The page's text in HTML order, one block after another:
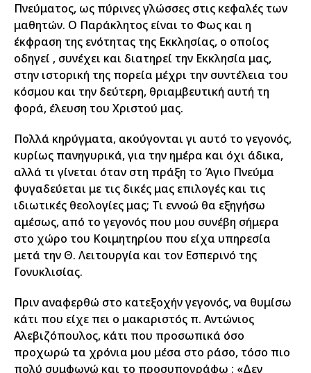
Πνεύματος, ως πύρινες γλώσσες στις κεφαλές των
μαθητών. Ο Παράκλητος είναι το Φως και η
έκφραση της ενότητας της Εκκλησίας, ο οποίος
οδηγεί , συνέχει και διατηρεί την Εκκλησία μας,
στην ιστορική της πορεία μέχρι την συντέλεια του
κόσμου και την δεύτερη, θριαμβευτική αυτή τη
φορά, έλευση του Χριστού μας.
Πολλά κηρύγματα, ακούγονται γι αυτό το γεγονός,
κυρίως πανηγυρικά, για την ημέρα και όχι άδικα,
αλλά τι γίνεται όταν στη πράξη το Άγιο Πνεύμα
φυγαδεύεται με τις δικές μας επιλογές και τις
ιδιωτικές θεολογίες μας; Τι εννοώ θα εξηγήσω
αμέσως, από το γεγονός που μου συνέβη σήμερα
στο χώρο του Κοιμητηρίου που είχα υπηρεσία
μετά την Θ. Λειτουργία και τον Εσπερινό της
Γονυκλισίας.
Πριν αναφερθώ στο κατεξοχήν γεγονός, να θυμίσω
κάτι που είχε πει ο μακαριστός π. Αντώνιος
Αλεβιζόπουλος, κάτι που προσωπικά όσο
προχωρώ τα χρόνια μου μέσα στο ράσο, τόσο πιο
πολύ συμφωνώ και το προσυπογράφω : «Δεν